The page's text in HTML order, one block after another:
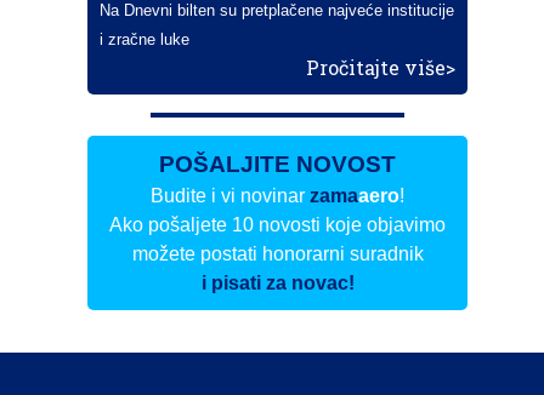
Na Dnevni bilten su pretplačene najveće institucije
i zračne luke
Pročitajte više>
POŠALJITE NOVOST
Budite i vi novinar zamaaero!
Ako pošaljete 10 novosti koje objavimo
možete postati honorarni suradnik
i pisati za novac!